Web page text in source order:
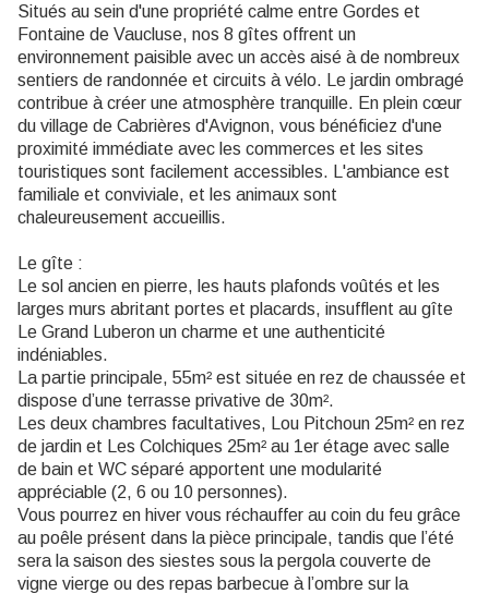
Situés au sein d'une propriété calme entre Gordes et
Fontaine de Vaucluse, nos 8 gîtes offrent un
environnement paisible avec un accès aisé à de nombreux
sentiers de randonnée et circuits à vélo. Le jardin ombragé
contribue à créer une atmosphère tranquille. En plein cœur
du village de Cabrières d'Avignon, vous bénéficiez d'une
proximité immédiate avec les commerces et les sites
touristiques sont facilement accessibles. L'ambiance est
familiale et conviviale, et les animaux sont
chaleureusement accueillis.
Le gîte :
Le sol ancien en pierre, les hauts plafonds voûtés et les
larges murs abritant portes et placards, insufflent au gîte
Le Grand Luberon un charme et une authenticité
indéniables.
La partie principale, 55m² est située en rez de chaussée et
dispose d’une terrasse privative de 30m².
Les deux chambres facultatives, Lou Pitchoun 25m² en rez
de jardin et Les Colchiques 25m² au 1er étage avec salle
de bain et WC séparé apportent une modularité
appréciable (2, 6 ou 10 personnes).
Vous pourrez en hiver vous réchauffer au coin du feu grâce
au poêle présent dans la pièce principale, tandis que l’été
sera la saison des siestes sous la pergola couverte de
vigne vierge ou des repas barbecue à l’ombre sur la